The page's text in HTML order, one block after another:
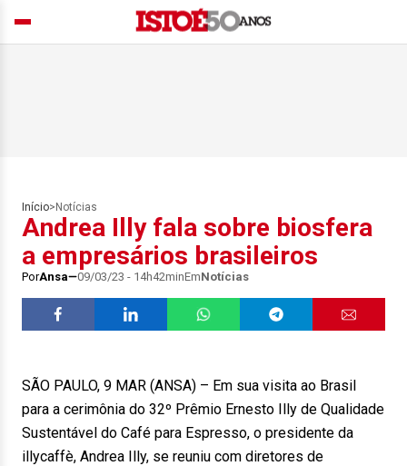
Início> Notícias
Andrea Illy fala sobre biosfera
a empresários brasileiros
PorAnsa 09/03/23 - 14h42minEmNotícias
SÃO PAULO, 9 MAR (ANSA) – Em sua visita ao Brasil
para a cerimônia do 32º Prêmio Ernesto Illy de Qualidade
Sustentável do Café para Espresso, o presidente da
illycaffè, Andrea Illy, se reuniu com diretores de